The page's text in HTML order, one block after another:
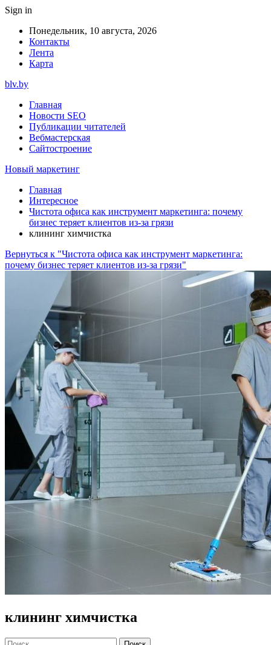
Sign in
Понедельник, 10 августа, 2026
Контакты
Лента
Карта
blv.by
Главная
Новости SEO
Публикации читателей
Вебмастерская
Сайтостроение
Новый маркетинг
Главная
Интересное
Чистота офиса как инструмент маркетинга: почему
бизнес теряет клиентов из-за грязи
клининг химчистка
Вернуться к "Чистота офиса как инструмент маркетинга:
почему бизнес теряет клиентов из-за грязи"
клининг химчистка